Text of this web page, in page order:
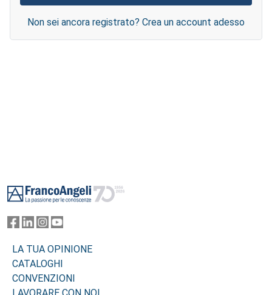
Non sei ancora registrato? Crea un account adesso
LA TUA OPINIONE
CATALOGHI
CONVENZIONI